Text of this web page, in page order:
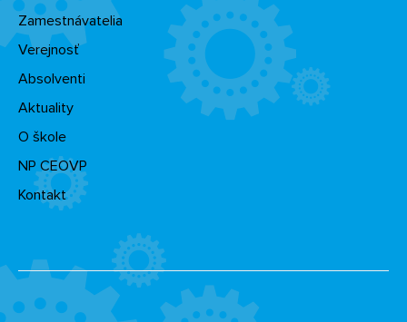
Zamestnávatelia
Verejnosť
Absolventi
Aktuality
O škole
NP CEOVP
Kontakt